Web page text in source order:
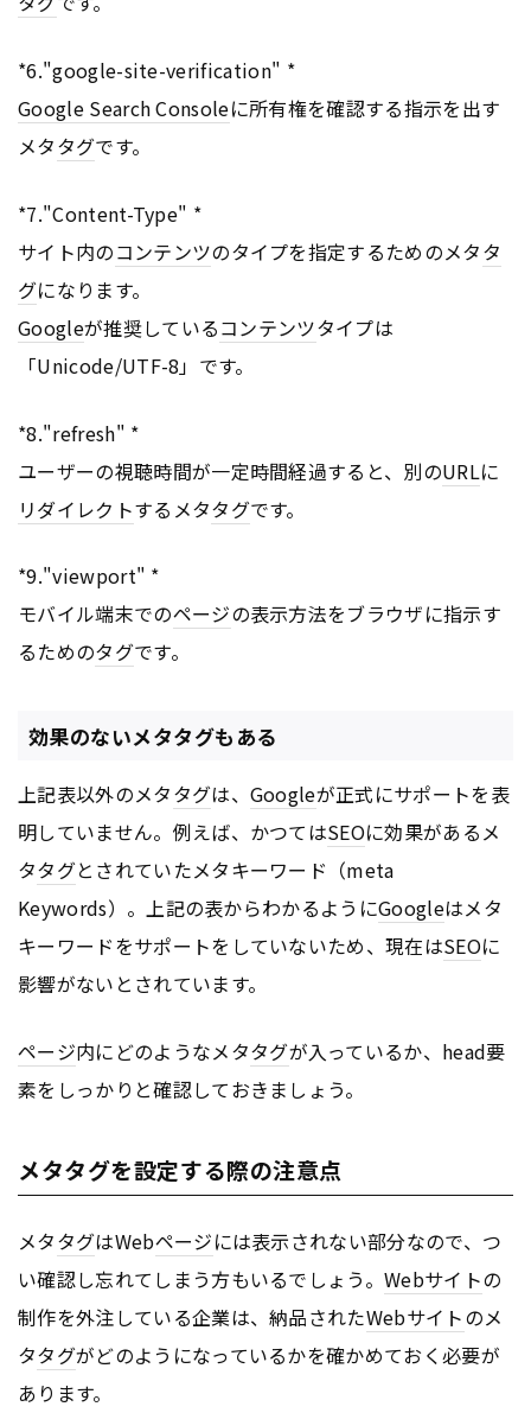
*6."google-site-verification" *
Google Search Consoleに所有権を確認する指示を出す
メタタグです。
*7."Content-Type" *
サイト内のコンテンツのタイプを指定するためのメタタ
グになります。
Googleが推奨しているコンテンツタイプは
「Unicode/UTF-8」です。
*8."refresh" *
ユーザーの視聴時間が一定時間経過すると、別のURLに
リダイレクトするメタタグです。
*9."viewport" *
モバイル端末でのページの表示方法をブラウザに指示す
るためのタグです。
効果のないメタタグもある
上記表以外のメタタグは、 Googleが正式にサポートを表
明していません。例えば、かつてはSEOに効果があるメ
タタグとされていたメタキーワード（meta
Keywords）。上記の表からわかるようにGoogleはメタ
キーワードをサポートをしていないため、現在はSEOに
影響がないとされています。
ページ内にどのようなメタタグが入っているか、head要
素をしっかりと確認しておきましょう。
メタタグを設定する際の注意点
メタタグはWebページには表示されない部分なので、つ
い確認し忘れてしまう方もいるでしょう。Webサイトの
制作を外注している企業は、納品されたWebサイトのメ
タタグがどのようになっているかを確かめておく必要が
あります。